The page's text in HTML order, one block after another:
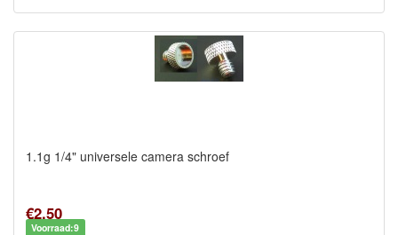
1.1g 1/4" universele camera schroef
€2,50
Voorraad:9